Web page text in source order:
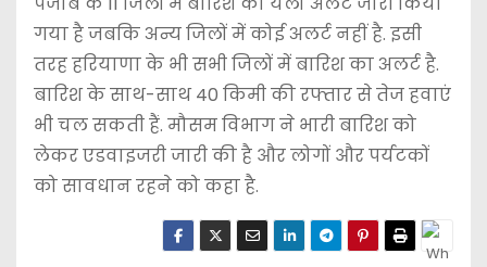
गया है जबकि अन्य जिलों में कोई अलर्ट नहीं है. इसी
तरह हरियाणा के भी सभी जिलों में बारिश का अलर्ट है.
बारिश के साथ-साथ 40 किमी की रफ्तार से तेज हवाएं
भी चल सकती हैं. मौसम विभाग ने भारी बारिश को
लेकर एडवाइजरी जारी की है और लोगों और पर्यटकों
को सावधान रहने को कहा है.